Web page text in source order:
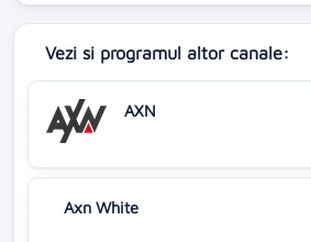
Vezi si programul altor canale:
AXN
Axn White